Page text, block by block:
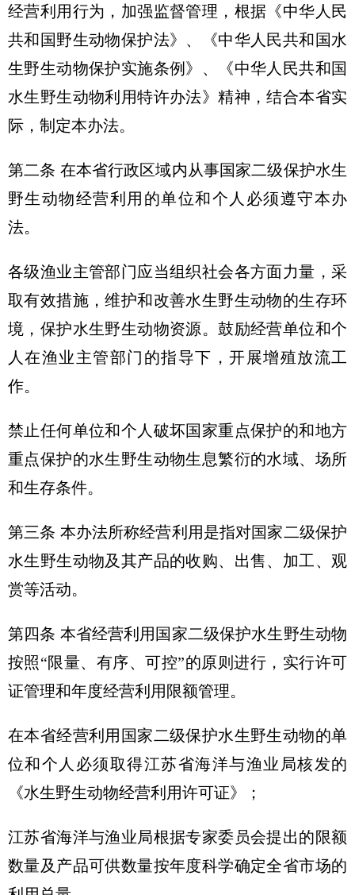
经营利用行为，加强监督管理，根据《中华人民
共和国野生动物保护法》、《中华人民共和国水
生野生动物保护实施条例》、《中华人民共和国
水生野生动物利用特许办法》精神，结合本省实
际，制定本办法。
第二条 在本省行政区域内从事国家二级保护水生
野生动物经营利用的单位和个人必须遵守本办
法。
各级渔业主管部门应当组织社会各方面力量，采
取有效措施，维护和改善水生野生动物的生存环
境，保护水生野生动物资源。鼓励经营单位和个
人在渔业主管部门的指导下，开展增殖放流工
作。
禁止任何单位和个人破坏国家重点保护的和地方
重点保护的水生野生动物生息繁衍的水域、场所
和生存条件。
第三条 本办法所称经营利用是指对国家二级保护
水生野生动物及其产品的收购、出售、加工、观
赏等活动。
第四条 本省经营利用国家二级保护水生野生动物
按照“限量、有序、可控”的原则进行，实行许可
证管理和年度经营利用限额管理。
在本省经营利用国家二级保护水生野生动物的单
位和个人必须取得江苏省海洋与渔业局核发的
《水生野生动物经营利用许可证》；
江苏省海洋与渔业局根据专家委员会提出的限额
数量及产品可供数量按年度科学确定全省市场的